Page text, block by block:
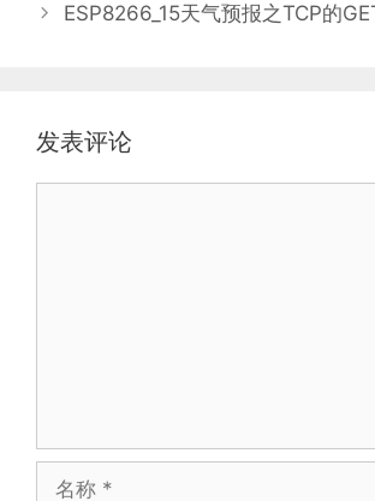
ESP8266_15天气预报之TCP的
发表评论